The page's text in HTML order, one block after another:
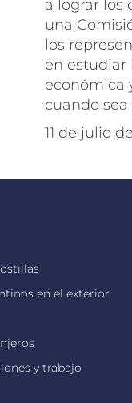
a lograr los
una
los
en estudiar
económica
cuando
11 de julio
en el exterior
y trabajo